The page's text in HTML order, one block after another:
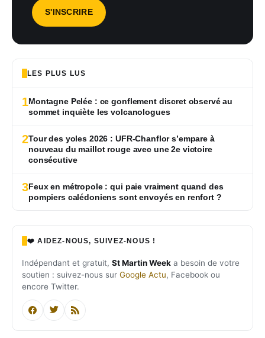
LES PLUS LUS
1Montagne Pelée : ce gonflement discret observé au
sommet inquiète les volcanologues
2Tour des yoles 2026 : UFR-Chanflor s’empare à
nouveau du maillot rouge avec une 2e victoire
consécutive
3Feux en métropole : qui paie vraiment quand des
pompiers calédoniens sont envoyés en renfort ?
❤️ AIDEZ-NOUS, SUIVEZ-NOUS !
Indépendant et gratuit, St Martin Week a besoin de votre
soutien : suivez-nous sur Google Actu, Facebook ou
encore Twitter.